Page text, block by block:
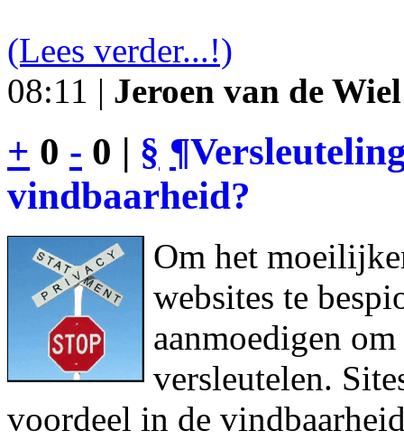
(Lees verder...!)
08:11 | Jeroen van de Wiel
+ 0 - 0 | § ¶
vindbaarheid?
Om het
websites te
aanmoedigen
versleutelen.
voordeel in de